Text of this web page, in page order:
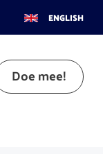
ENGLISH
Doe mee!